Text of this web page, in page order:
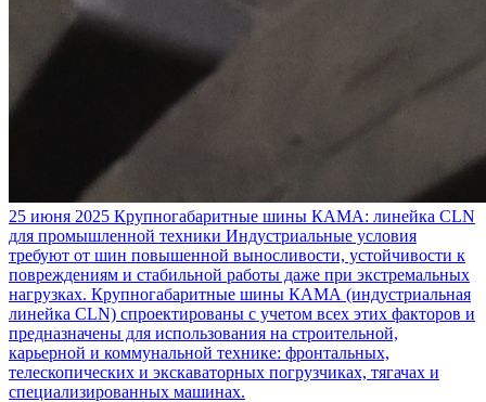
25 июня 2025 Крупногабаритные шины КАМА: линейка CLN
для промышленной техники Индустриальные условия
требуют от шин повышенной выносливости, устойчивости к
повреждениям и стабильной работы даже при экстремальных
нагрузках. Крупногабаритные шины КАМА (индустриальная
линейка CLN) спроектированы с учетом всех этих факторов и
предназначены для использования на строительной,
карьерной и коммунальной технике: фронтальных,
телескопических и экскаваторных погрузчиках, тягачах и
специализированных машинах.